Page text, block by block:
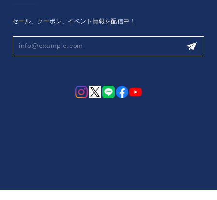
セール、クーポン、イベント情報を配信中！